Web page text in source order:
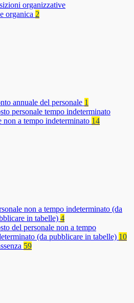
organizzative
organica 2
annuale del personale 1
personale tempo indeterminato
non a tempo indeterminato 14
non a tempo indeterminato (da
in tabelle) 4
del personale non a tempo
(da pubblicare in tabelle) 10
59